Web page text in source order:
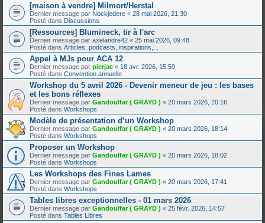
[maison à vendre] Milmort/Herstal
Dernier message par Nockjedere « 28 mai 2026, 21:30
Posté dans Discussions
[Ressources] Blumineck, tir à l'arc
Dernier message par axelandre42 « 25 mai 2026, 09:48
Posté dans Articles, podcasts, inspirations,...
Appel à MJs pour ACA 12
Dernier message par pierjac « 18 avr. 2026, 15:59
Posté dans Convention annuelle
Workshop du 5 avril 2026 - Devenir meneur de jeu : les bases
et les bons réflexes
Dernier message par Gandoulfar ( GRAYD ) « 20 mars 2026, 20:16
Posté dans Workshops
Modèle de présentation d’un Workshop
Dernier message par Gandoulfar ( GRAYD ) « 20 mars 2026, 18:14
Posté dans Workshops
Proposer un Workshop
Dernier message par Gandoulfar ( GRAYD ) « 20 mars 2026, 18:02
Posté dans Workshops
Les Workshops des Fines Lames
Dernier message par Gandoulfar ( GRAYD ) « 20 mars 2026, 17:41
Posté dans Workshops
Tables libres exceptionnelles - 01 mars 2026
Dernier message par Gandoulfar ( GRAYD ) « 25 févr. 2026, 14:57
Posté dans Tables Libres